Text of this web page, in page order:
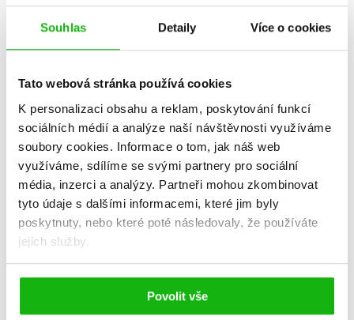
Souhlas Detaily Více o cookies
Tato webová stránka používá cookies
K personalizaci obsahu a reklam, poskytování funkcí
sociálních médií a analýze naší návštěvnosti využíváme
soubory cookies. Informace o tom, jak náš web
využíváme, sdílíme se svými partnery pro sociální
média, inzerci a analýzy. Partneři mohou zkombinovat
tyto údaje s dalšími informacemi, které jim byly
poskytnuty, nebo které poté následovaly, že používáte
jejich služby.
Povolit vše
Smrtící bílá (audiokniha)
Robert Galbraith
Robert Galbraith